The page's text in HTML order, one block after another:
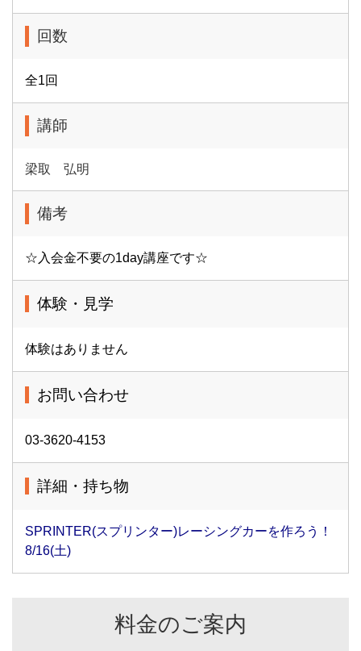
回数
全1回
講師
梁取 弘明
備考
☆入会金不要の1day講座です☆
体験・見学
体験はありません
お問い合わせ
03-3620-4153
詳細・持ち物
SPRINTER(スプリンター)レーシングカーを作ろう！
8/16(土)
料金のご案内